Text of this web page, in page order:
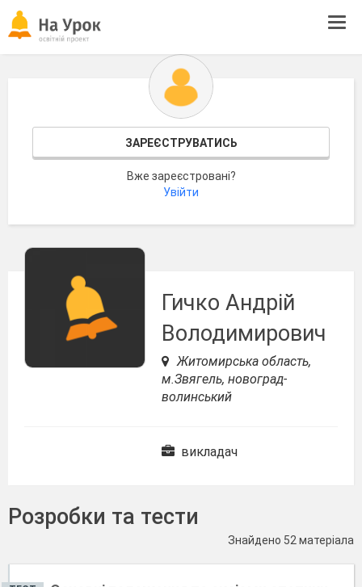
ЗАРЕЄСТРУВАТИСЬ
Вже зареєстровані?
Увійти
Гичко Андрій
Володимирович
Житомирська область,
м.Звягель, новоград-
волинський
викладач
Розробки та тести
Знайдено 52 матеріала